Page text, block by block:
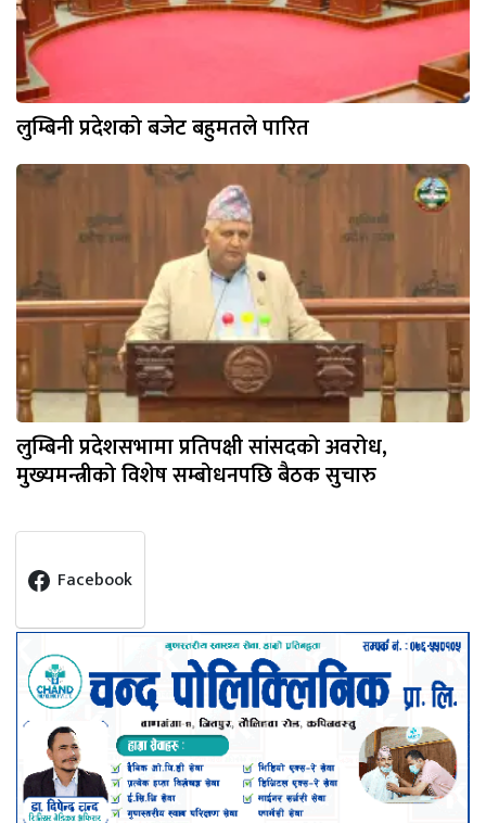
लुम्बिनी प्रदेशको बजेट बहुमतले पारित
लुम्बिनी प्रदेशसभामा प्रतिपक्षी सांसदको अवरोध,
मुख्यमन्त्रीको विशेष सम्बोधनपछि बैठक सुचारु
Facebook